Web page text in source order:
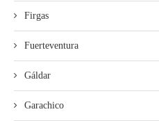
Firgas
Fuerteventura
Gáldar
Garachico